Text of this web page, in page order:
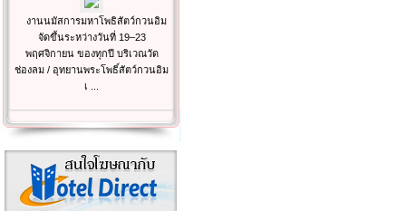
งานนมัสการมหาโพธิสัตว์กวนอิม
จัดขึ้นระหว่างวันที่ 19–23
พฤศจิกายน ของทุกปี บริเวณวัด
ช่องลม / อุทยานพระโพธิ์สัตว์กวนอิม
เ ...